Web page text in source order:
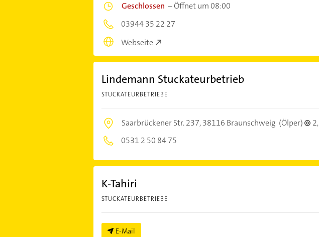
Geschlossen –Öffnet um 08:00
03944 35 22 27
Webseite
Lindemann Stuckateurbetrieb
STUCKATEURBETRIEBE
Saarbrückener Str. 237,38116 Braunschweig (Ölper)
0531 2 50 84 75
K-Tahiri
STUCKATEURBETRIEBE
E-Mail